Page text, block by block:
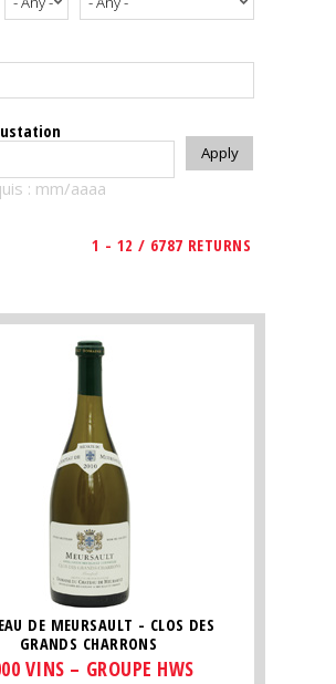
: mm/aaaa
1 - 12 / 6787 RETURNS
DE MEURSAULT - CLOS DES
GRANDS CHARRONS
VINS – GROUPE HWS